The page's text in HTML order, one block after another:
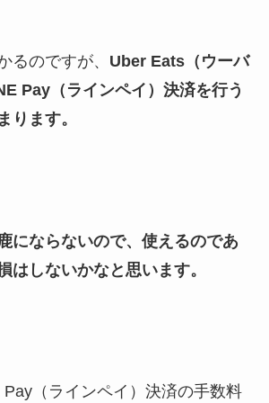
るのですが、 Uber Eats（ウーバ
Pay（ラインペイ）決済を行う
ります。
にならないので、使えるのであ
はしないかなと思います。
（ラインペイ）決済の手数料